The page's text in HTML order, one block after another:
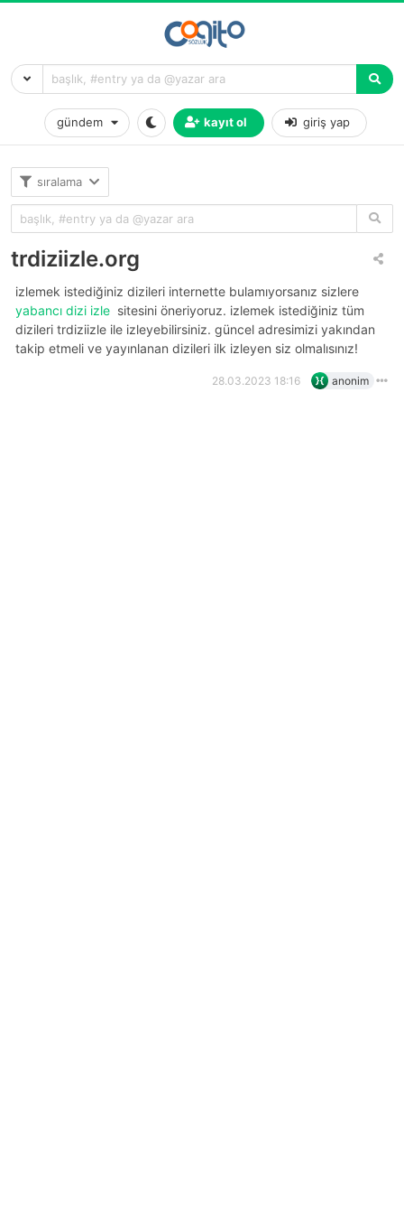
gündem kayıt ol giriş yap
sıralama
trdiziizle.org
i̇zlemek istediğiniz dizileri internette bulamıyorsanız sizlere
yabancı dizi izle sitesini öneriyoruz. i̇zlemek istediğiniz tüm
dizileri trdiziizle ile izleyebilirsiniz. güncel adresimizi yakından
takip etmeli ve yayınlanan dizileri ilk izleyen siz olmalısınız!
28.03.2023 18:16 anonim